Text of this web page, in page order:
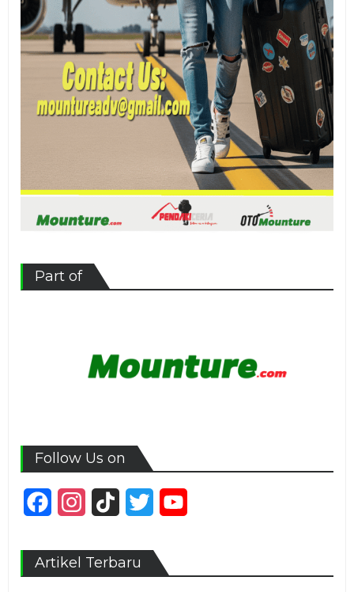
Part of
Follow Us on
FacebookInstagram
TikTok Twitter
Artikel Terbaru